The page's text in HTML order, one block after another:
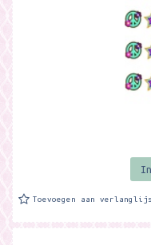
Toevoegen aan